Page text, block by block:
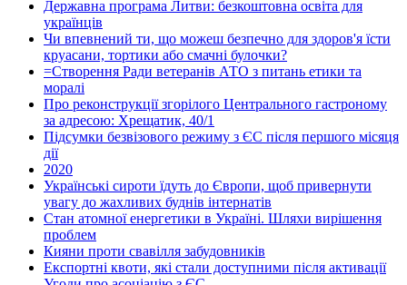
Державна програма Литви: безкоштовна освіта для
українців
Чи впевнений ти, що можеш безпечно для здоров'я їсти
круасани, тортики або смачні булочки?
=Створення Ради ветеранів АТО з питань етики та
моралі
Про реконструкції згорілого Центрального гастроному
за адресою: Хрещатик, 40/1
Підсумки безвізового режиму з ЄС після першого місяця
дії
2020
Українські сироти їдуть до Європи, щоб привернути
увагу до жахливих буднів інтернатів
Стан атомної енергетики в Україні. Шляхи вирішення
проблем
Кияни проти свавілля забудовників
Експортні квоти, які стали доступними після активації